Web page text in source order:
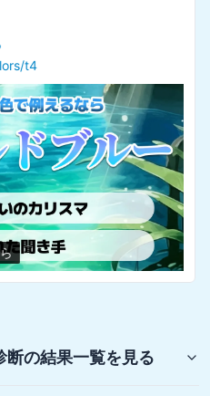
t4
断の結果一覧を見る